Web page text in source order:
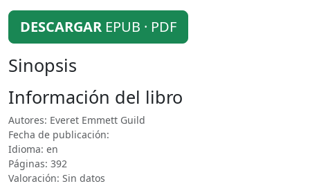
DESCARGAR EPUB · PDF
Sinopsis
Información del libro
Autores: Everet Emmett Guild
Fecha de publicación:
Idioma: en
Páginas: 392
Valoración: Sin datos